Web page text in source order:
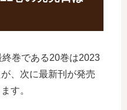
巻である20巻は2023
、次に最新刊が発売
す。